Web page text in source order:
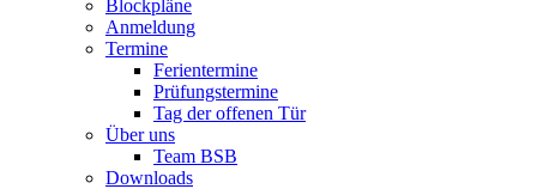
Blockpläne
Anmeldung
Termine
Ferientermine
Prüfungstermine
Tag der offenen Tür
Über uns
Team BSB
Downloads